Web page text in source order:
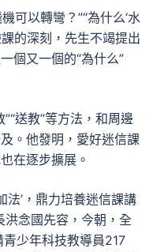
可以轉彎？”“為什么‘水
的深刻，先生不竭提出
個又一個的“為什么”
送教”等方法，和周邊
。他發明，愛好迷信課
在逐步擴展。
法’，鼎力培養迷信課講
洪念國先容，今朝，全
少年科技教導員217